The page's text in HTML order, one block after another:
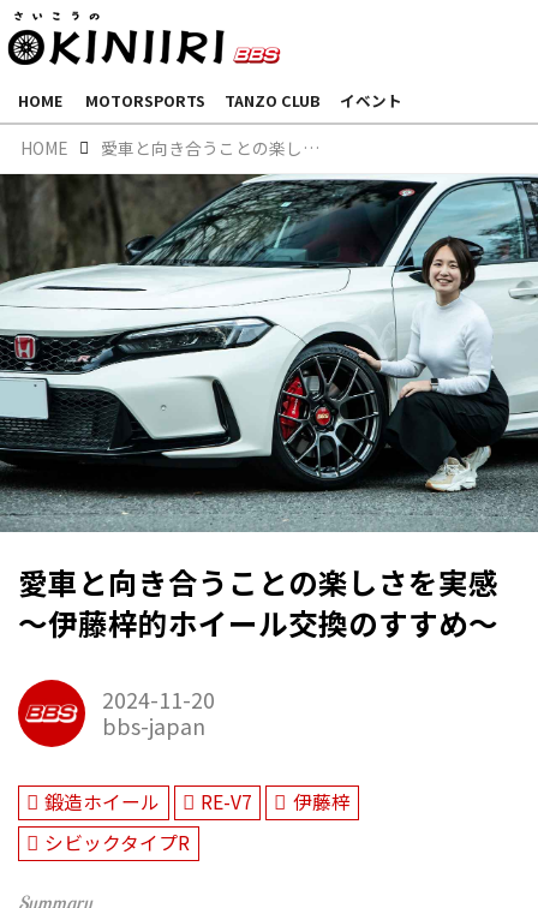
HOME MOTORSPORTS TANZO CLUB イベント
HOME 愛車と向き合うことの楽しさを実感～伊藤梓的ホイール交換のすすめ～
愛車と向き合うことの楽しさを実感
～伊藤梓的ホイール交換のすすめ～
2024-11-20
bbs-japan
鍛造ホイール RE-V7
伊藤梓
シビックタイプR